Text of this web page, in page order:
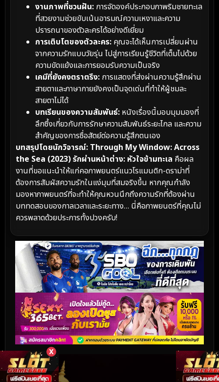
X
งานภาพที่ชวนฝัน: การจัดองค์ประกอบภาพริมชายทะเล
ที่สวยงามช่วยขับเน้นอารมณ์ความเหงาและความ
ปรารถนาของตัวละครได้อย่างดีเยี่ยม
การเติบโตของตัวละคร: คุณจะได้เห็นการเปลี่ยนผ่าน
จากความรักแบบวัยรุ่น ไปสู่การเรียนรู้ชีวิตที่เต็มไปด้วย
ความขัดแย้งและการยอมรับความเป็นจริง
เคมีที่ยังคงตราตรึง: การแสดงที่ส่งผ่านความรู้สึกผ่าน
สายตาและภาษากายยังคงเป็นจุดเด่นที่ทำให้ผู้ชมละ
สายตาไม่ได้
บทเรียนของความสัมพันธ์: หนังเรื่องนี้มอบมุมมองที่
ลึกซึ้งเกี่ยวกับการรักษาความสัมพันธ์ระยะไกล และความ
สำคัญของการซื่อสัตย์ต่อความรู้สึกตนเอง
บทสรุปโดยนักวิจารณ์: Through My Window: Across
the Sea (2023) รักผ่านหน้าต่าง: หัวใจข้ามทะเล คือผล
งานที่ขอแนะนำให้แก่คอภาพยนตร์แนวโรแมนติก-ดราม่าที่
ต้องการสัมผัสความรักในแง่มุมที่สมจริงขึ้น หากคุณกำลัง
มองหาภาพยนตร์ที่จะทำให้คุณหวนนึกถึงความรักที่ต้องผ่าน
บททดสอบของกาลเวลาและระยะทาง… นี่คือภาพยนตร์ที่คุณไม่
ควรพลาดด้วยประการทั้งปวงครับ!